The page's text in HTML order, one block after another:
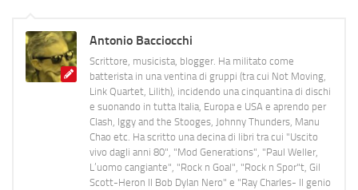
Antonio Bacciocchi
Scrittore, musicista, blogger. Ha militato come
batterista in una ventina di gruppi (tra cui Not Moving,
Link Quartet, Lilith), incidendo una cinquantina di dischi
e suonando in tutta Italia, Europa e USA e aprendo per
Clash, Iggy and the Stooges, Johnny Thunders, Manu
Chao etc. Ha scritto una decina di libri tra cui "Uscito
vivo dagli anni 80", "Mod Generations", "Paul Weller,
L’uomo cangiante", "Rock n Goal", "Rock n Spor"t, Gil
Scott-Heron Il Bob Dylan Nero" e "Ray Charles- Il genio